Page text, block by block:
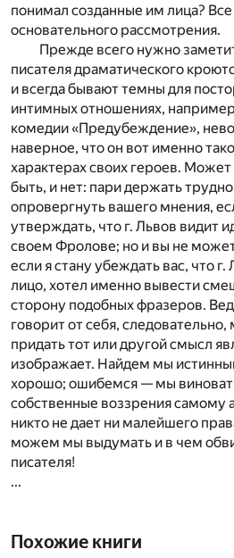
понимал созданные им лица?
основательного рассмотрения.
Прежде всего нужно
писателя драматического
и всегда бывают темны для
интимных отношениях,
комедии «Предубеждение»,
наверное, что он вот именно
характерах своих героев.
быть, и нет: пари держать
опровергнуть вашего мнения,
утверждать, что г. Львов видит
своем Фролове; но и вы не
если я стану убеждать вас, что г.
лицо, хотел именно вывести
сторону подобных фразеров.
говорит от себя,
придать тот или другой смысл
изображает. Найдем мы
хорошо; ошибемся — мы
собственные воззрения самому
никто не дает ни малейшего
можем мы выдумать и в чем
писателя!
...
Похожие книги